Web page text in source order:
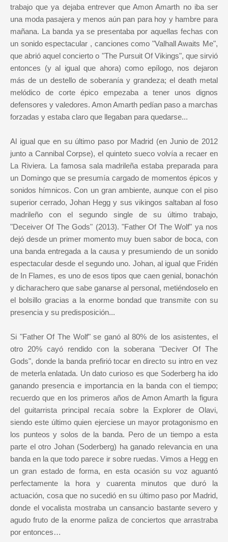
trabajo que ya dejaba entrever que Amon Amarth no iba ser
una moda pasajera y menos aún pan para hoy y hambre para
mañana. La banda ya se presentaba por aquellas fechas con
un sonido espectacular , canciones como "Valhall Awaits Me",
que abrió aquel concierto o "The Pursuit Of Vikings", que sirvió
entonces (y al igual que ahora) como epílogo, nos dejaron
más de un destello de soberanía y grandeza; el death metal
melódico de corte épico empezaba a tener unos dignos
defensores y valedores. Amon Amarth pedían paso a marchas
forzadas y estaba claro que llegaban para quedarse...
Al igual que en su último paso por Madrid (en Junio de 2012
junto a Cannibal Corpse), el quinteto sueco volvía a recaer en
La Riviera. La famosa sala madrileña estaba preparada para
un Domingo que se presumía cargado de momentos épicos y
sonidos hímnicos. Con un gran ambiente, aunque con el piso
superior cerrado, Johan Hegg y sus vikingos saltaban al foso
madrileño con el segundo single de su último trabajo,
"Deceiver Of The Gods" (2013). "Father Of The Wolf" ya nos
dejó desde un primer momento muy buen sabor de boca, con
una banda entregada a la causa y presumiendo de un sonido
espectacular desde el segundo uno. Johan, al igual que Fridén
de In Flames, es uno de esos tipos que caen genial, bonachón
y dicharachero que sabe ganarse al personal, metiéndoselo en
el bolsillo gracias a la enorme bondad que transmite con su
presencia y su predisposición...
Si "Father Of The Wolf" se ganó al 80% de los asistentes, el
otro 20% cayó rendido con la soberana "Deciver Of The
Gods", donde la banda prefirió tocar en directo su intro en vez
de meterla enlatada. Un dato curioso es que Soderberg ha ido
ganando presencia e importancia en la banda con el tiempo;
recuerdo que en los primeros años de Amon Amarth la figura
del guitarrista principal recaía sobre la Explorer de Olavi,
siendo este último quien ejerciese un mayor protagonismo en
los punteos y solos de la banda. Pero de un tiempo a esta
parte el otro Johan (Soderberg) ha ganado relevancia en una
banda en la que todo parece ir sobre ruedas. Vimos a Hegg en
un gran estado de forma, en esta ocasión su voz aguantó
perfectamente la hora y cuarenta minutos que duró la
actuación, cosa que no sucedió en su último paso por Madrid,
donde el vocalista mostraba un cansancio bastante severo y
agudo fruto de la enorme paliza de conciertos que arrastraba
por entonces…